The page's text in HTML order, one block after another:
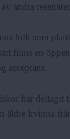
andra
folk som
finns en
acceptans.
har deltagit
äldre kvinna